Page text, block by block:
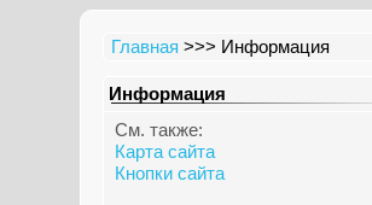
Главная >>> Информация
Информация
См. также:
Карта сайта
Кнопки сайта